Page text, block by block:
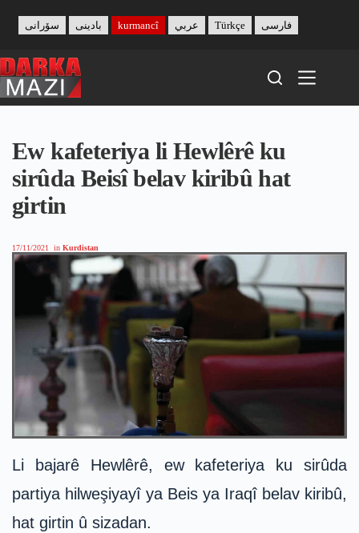
content
بادینی سۆرانی kurmancî عربي Türkçe فارسی
Ew kafeteriya li Hewlêrê ku
sirûda Beisî belav kiribû hat
girtin
17/11/2021 in Kurdistan
Li bajarê Hewlêrê, ew kafeteriya ku sirûda
partiya hilweşiyayî ya Beis ya Iraqî belav kiribû,
hat girtin û sizadan.